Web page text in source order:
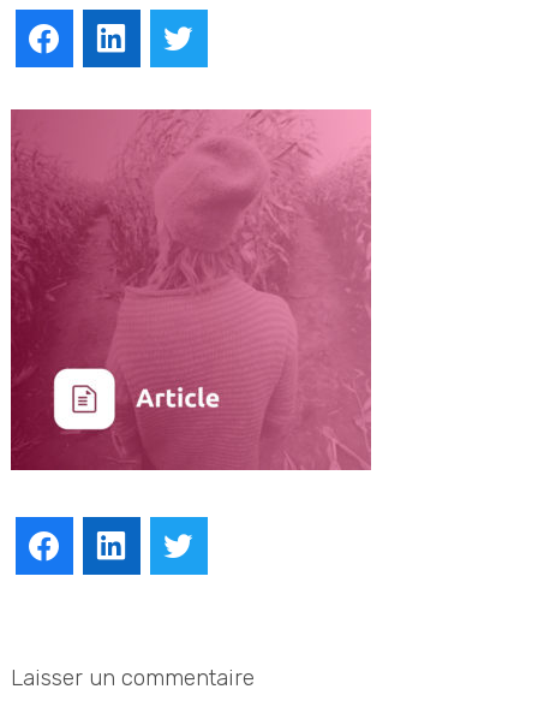
FacebookLinkedIn
FacebookLinkedIn
Laisser un commentaire